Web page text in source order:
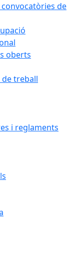
de
oberts
de treball
i reglaments